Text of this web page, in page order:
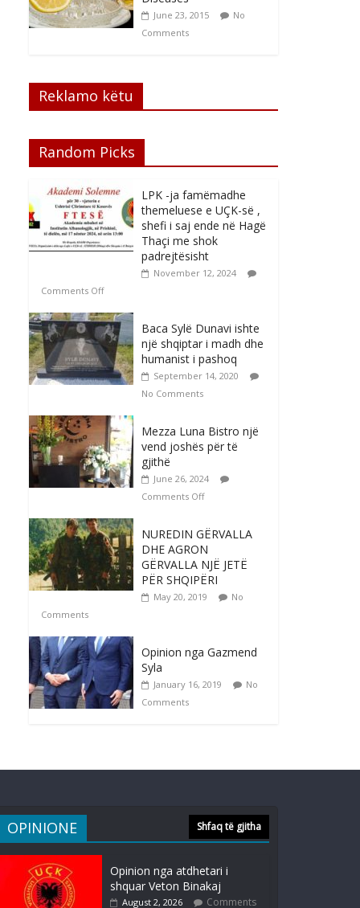
June 23, 2015
No
Comments
Reklamo këtu
Random Picks
LPK -ja famëmadhe
themeluese e UÇK-së ,
shefi i saj ende në Hagë
Thaçi me shok
padrejtësisht
November 12, 2024
Comments Off
Baca Sylë Dunavi ishte
një shqiptar i madh dhe
humanist i pashoq
September 14, 2020
No Comments
Mezza Luna Bistro një
vend joshës për të
gjithë
June 26, 2024
Comments Off
NUREDIN GËRVALLA
DHE AGRON
GËRVALLA NJË JETË
PËR SHQIPËRI
May 20, 2019
No
Comments
Opinion nga Gazmend
Syla
January 16, 2019
No
Comments
OPINIONE Shfaq të gjitha
Opinion nga atdhetari i
shquar Veton Binakaj
August 2, 2026 Comments